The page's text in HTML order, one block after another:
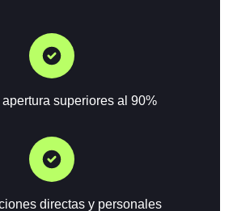
apertura superiores al 90%
directas y personales